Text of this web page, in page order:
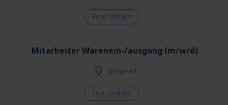
Fest - Vollzeit
Mitarbeiter Warenein-/ausgang (m/w/d)
Mägenwil
Fest - Vollzeit